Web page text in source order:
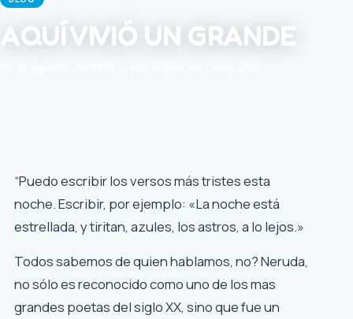
AQUÍ VIVIÓ UN GRANDE
“Puedo escribir los versos más tristes esta
noche. Escribir, por ejemplo: «La noche está
estrellada, y tiritan, azules, los astros, a lo lejos.»
Todos sabemos de quien hablamos, no? Neruda,
no sólo es reconocido como unode los mas
grandes poetas del siglo XX, sino que fue un